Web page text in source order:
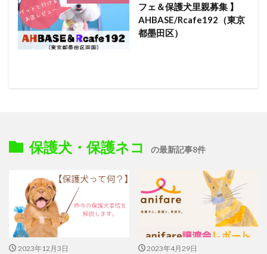
フェ＆保護犬里親募集 】
AHBASE/Rcafe192（東京
都墨田区）
保護犬・保護ネコ の最新記事8件
2023年12月3日 2023年4月29日